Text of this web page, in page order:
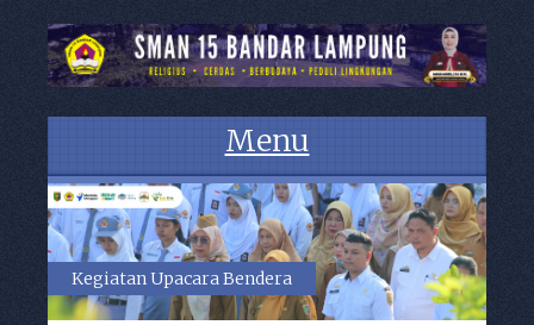
Menu
Skip to content
Kegiatan Upacara Bendera
Paskibra SMAN 15 Bandar Lampung